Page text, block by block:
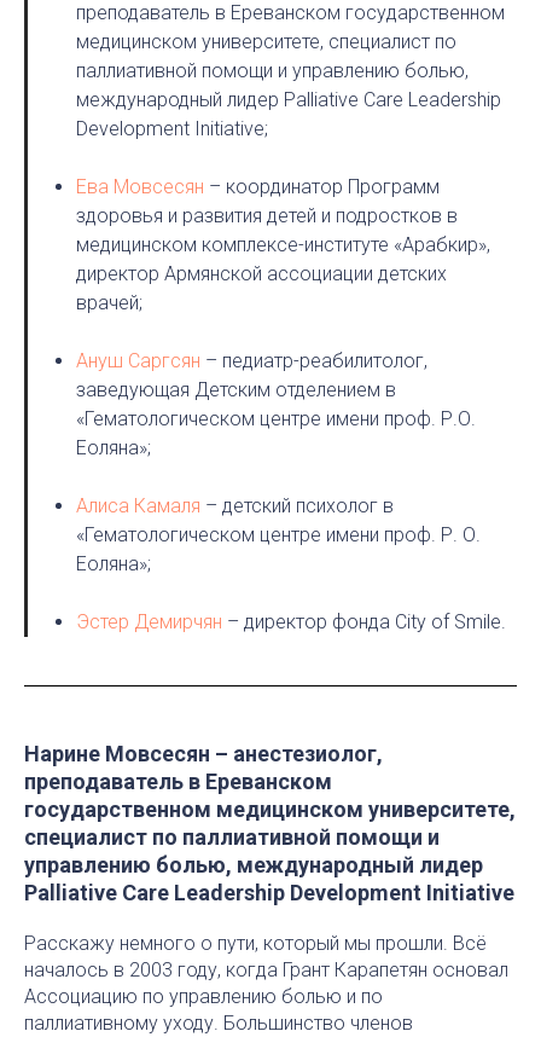
преподаватель в Ереванском государственном
медицинском университете, специалист по
паллиативной помощи и управлению болью,
международный лидер Palliative Care Leadership
Development Initiative;
Ева Мовсесян – координатор Программ
здоровья и развития детей и подростков в
медицинском комплексе-институте «Арабкир»,
директор Армянской ассоциации детских
врачей;
Ануш Саргсян – педиатр-реабилитолог,
заведующая Детским отделением в
«Гематологическом центре имени проф. Р.О.
Еоляна»;
Алиса Камаля – детский психолог в
«Гематологическом центре имени проф. Р. О.
Еоляна»;
Эстер Демирчян – директор фонда City of Smile.
Нарине Мовсесян – анестезиолог,
преподаватель в Ереванском
государственном медицинском университете,
специалист по паллиативной помощи и
управлению болью, международный лидер
Palliative Care Leadership Development Initiative
Расскажу немного о пути, который мы прошли. Всё
началось в 2003 году, когда Грант Карапетян основал
Ассоциацию по управлению болью и по
паллиативному уходу. Большинство членов